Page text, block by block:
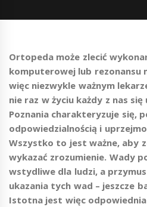
Ortopeda może zlecić
komputerowej lub rezonansu
więc niezwykle ważnym
nie raz w życiu każdy z nas
Poznania charakteryzuje się,
odpowiedzialnością i
Wszystko to jest ważne, aby
wykazać zrozumienie. Wady
wstydliwe dla ludzi, a
ukazania tych wad – jeszcze
Istotna jest więc